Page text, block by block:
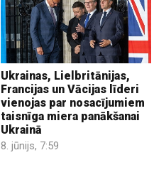
Ukrainas, Lielbritānijas,
Francijas un Vācijas līderi
vienojas par nosacījumiem
taisnīga miera panākšanai
Ukrainā
8. jūnijs, 7:59